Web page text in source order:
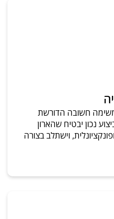
חשובה הדורשת
נכון יבטיח שהארון
וישתלב בצורה